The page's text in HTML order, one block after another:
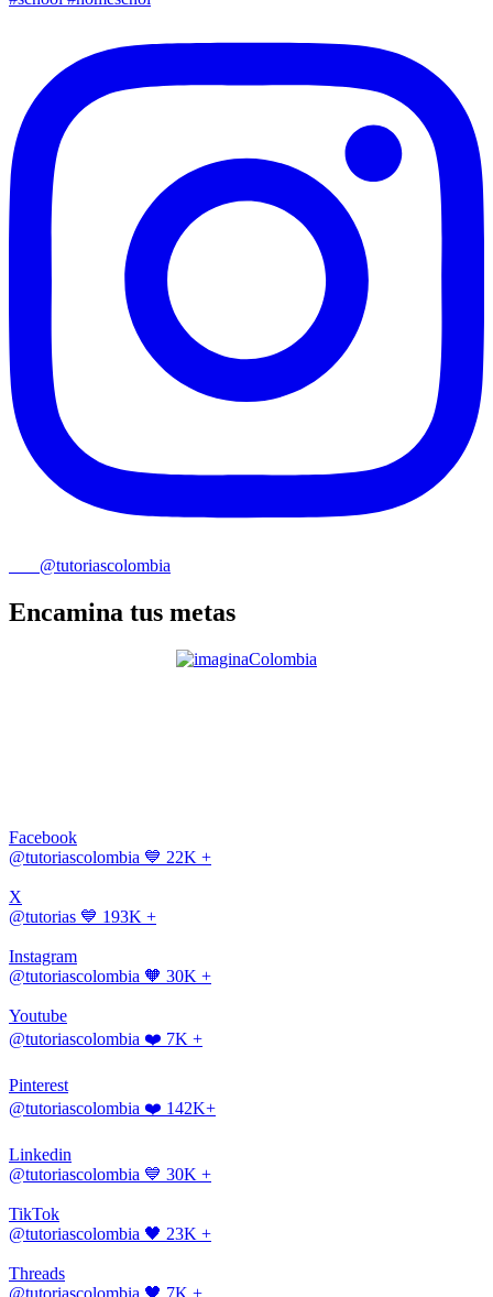
@tutoriascolombia
Encamina tus metas
Facebook
@tutoriascolombia 💙 22K +
X
@tutorias 💙 193K +
Instagram
@tutoriascolombia 🧡 30K +
Youtube
@tutoriascolombia ❤️ 7K +
Pinterest
@tutoriascolombia ❤️ 142K+
Linkedin
@tutoriascolombia 💙 30K +
TikTok
@tutoriascolombia 🖤 23K +
Threads
@tutoriascolombia 🖤 7K +